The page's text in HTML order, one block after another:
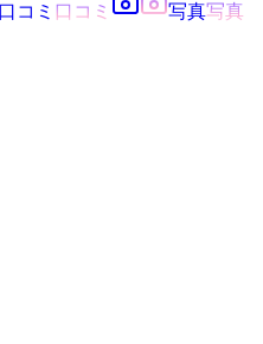
口コミ 口コミ 写真写真